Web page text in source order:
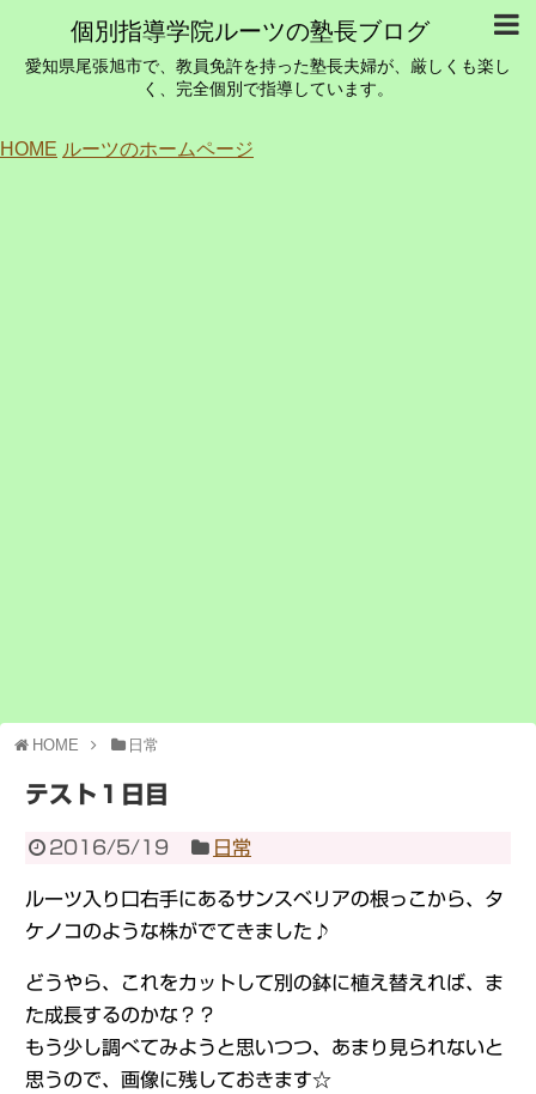
個別指導学院ルーツの塾長ブログ
愛知県尾張旭市で、教員免許を持った塾長夫婦が、厳しくも楽し
く、完全個別で指導しています。
HOME ルーツのホームページ
HOME 日常
テスト１日目
2016/5/19 日常
ルーツ入り口右手にあるサンスベリアの根っこから、タ
ケノコのような株がでてきました♪
どうやら、これをカットして別の鉢に植え替えれば、ま
た成長するのかな？？
もう少し調べてみようと思いつつ、あまり見られないと
思うので、画像に残しておきます☆